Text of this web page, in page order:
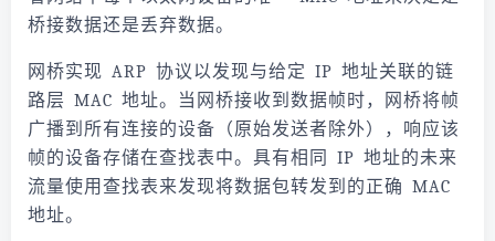
桥接数据还是丢弃数据。
网桥实现 ARP 协议以发现与给定 IP 地址关联的链
路层 MAC 地址。当网桥接收到数据帧时，网桥将帧
广播到所有连接的设备（原始发送者除外），响应该
帧的设备存储在查找表中。具有相同 IP 地址的未来
流量使用查找表来发现将数据包转发到的正确 MAC
地址。